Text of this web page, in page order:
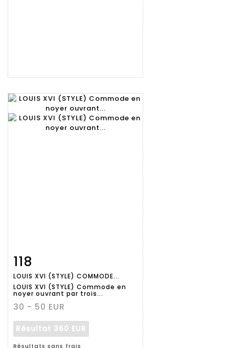
détaillée
118
LOUIS XVI (STYLE) COMMODE...
LOUIS XVI (STYLE) Commode en
noyer ouvrant par trois...
30 - 50 EUR
Résultat 360 EUR
Résultats sans frais